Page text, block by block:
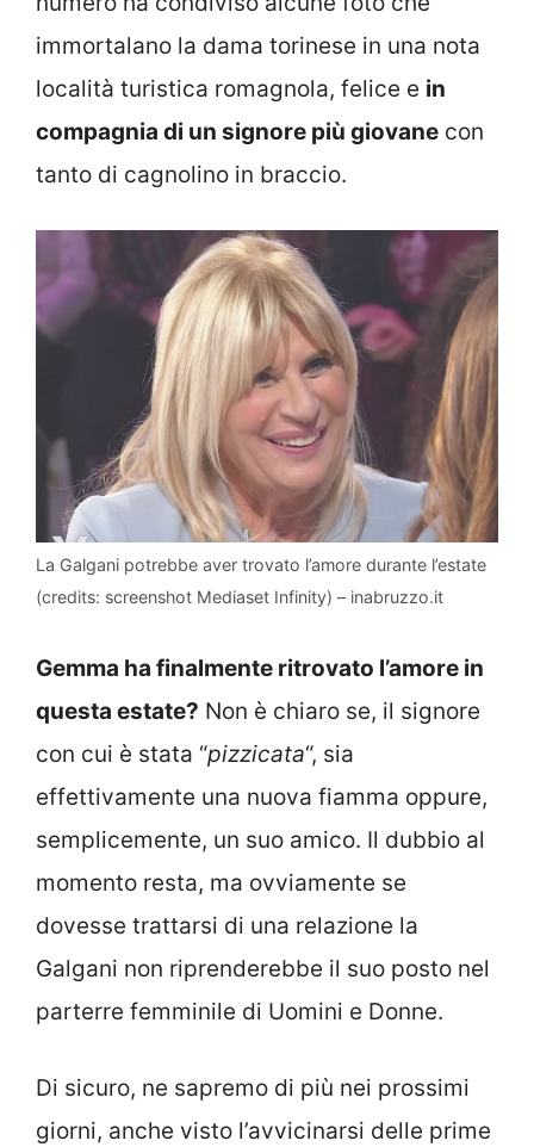
immortalano la dama torinese in una nota
località turistica romagnola, felice e in
compagnia di un signore più giovane con
tanto di cagnolino in braccio.
La Galgani potrebbe aver trovato l’amore durante l’estate
(credits: screenshot Mediaset Infinity) – inabruzzo.it
Gemma ha finalmente ritrovato l’amore in
questa estate? Non è chiaro se, il signore
con cui è stata “pizzicata“, sia
effettivamente una nuova fiamma oppure,
semplicemente, un suo amico. Il dubbio al
momento resta, ma ovviamente se
dovesse trattarsi di una relazione la
Galgani non riprenderebbe il suo posto nel
parterre femminile di Uomini e Donne.
Di sicuro, ne sapremo di più nei prossimi
giorni, anche visto l’avvicinarsi delle prime